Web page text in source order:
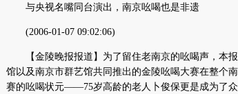
与央视名嘴同台演出，南京吆喝也是非遗
(2006-01-07 09:02:06)
【金陵晚报报道】为了留住老南京的吆喝声，本报
馆以及南京市群艺馆共同推出的金陵吆喝大赛在整个
赛的吆喝状元——75岁高龄的老人卜俊保更是成为了众